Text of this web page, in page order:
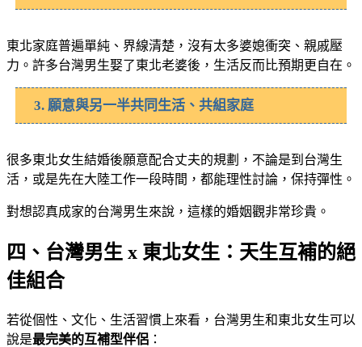
東北家庭普遍單純、界線清楚，沒有太多婆媳衝突、親戚壓
力。許多台灣男生娶了東北老婆後，生活反而比預期更自在。
3. 願意與另一半共同生活、共組家庭
很多東北女生結婚後願意配合丈夫的規劃，不論是到台灣生
活，或是先在大陸工作一段時間，都能理性討論，保持彈性。
對想認真成家的台灣男生來說，這樣的婚姻觀非常珍貴。
四、台灣男生 x 東北女生：天生互補的絕
佳組合
若從個性、文化、生活習慣上來看，台灣男生和東北女生可以
說是最完美的互補型伴侶 ：